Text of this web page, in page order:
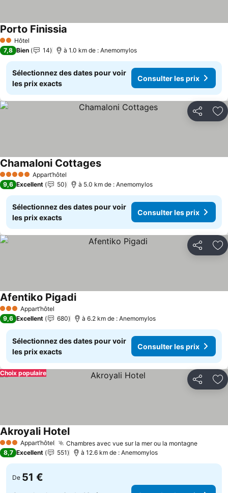
2 Étoiles
Hôtel
Porto Finissia
7,8 Bien 14 à 1.0 km de : Anemomylos
Sélectionnez des dates pour voir
les prix exacts
Consulter les prix
Partager
5 Étoiles Appart’hôtel
Chamaloni CottagesConsulter les prix
9,6 Excellent 50 à 5.0 km de : Anemomylos
Sélectionnez des dates pour voir
les prix exacts
Consulter les prix
Partager
3 ÉtoilesAppart’hôtel
Afentiko PigadiConsulter les prix
9,6 Excellent 680 à 6.2 km de : Anemomylos
Sélectionnez des dates pour voir
les prix exacts
Consulter les prix
Partager
Choix populaire
3 ÉtoilesAppart’hôtel Chambres avec vue sur la mer ou la montagne
Akroyali HotelConsulter les prix
8,7 Excellent 551 à 12.6 km de : Anemomylos
De 51 €